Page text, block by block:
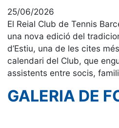
directiva
Comissions
i comités
Estructura
executiva
Fundació
Serveis
25/06/2026
El Reial Club de Tennis
una nova edició del
d’Estiu, una de les cites
calendari del Club, que
assistents entre socis,
GALERIA DE